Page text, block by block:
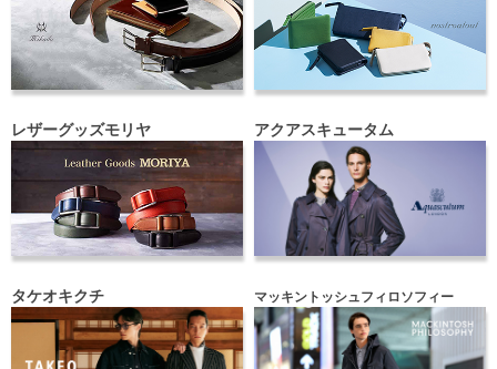
レザーグッズモリヤ アクアスキュータム
タケオキクチ マッキントッシュフィロソフィー